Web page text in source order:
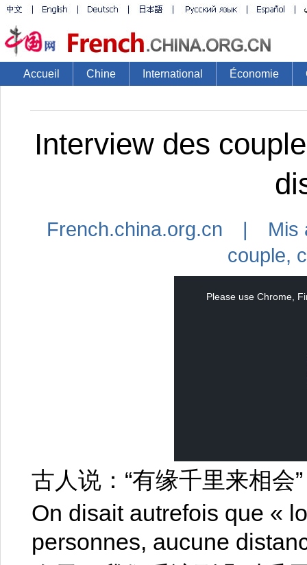
Accueil Chine International Économie
Interview des
French.china.org.cn |
couple,
Please use Chrome,
古人说：“有缘千里来相会”
On disait autrefois que «
personnes, aucune